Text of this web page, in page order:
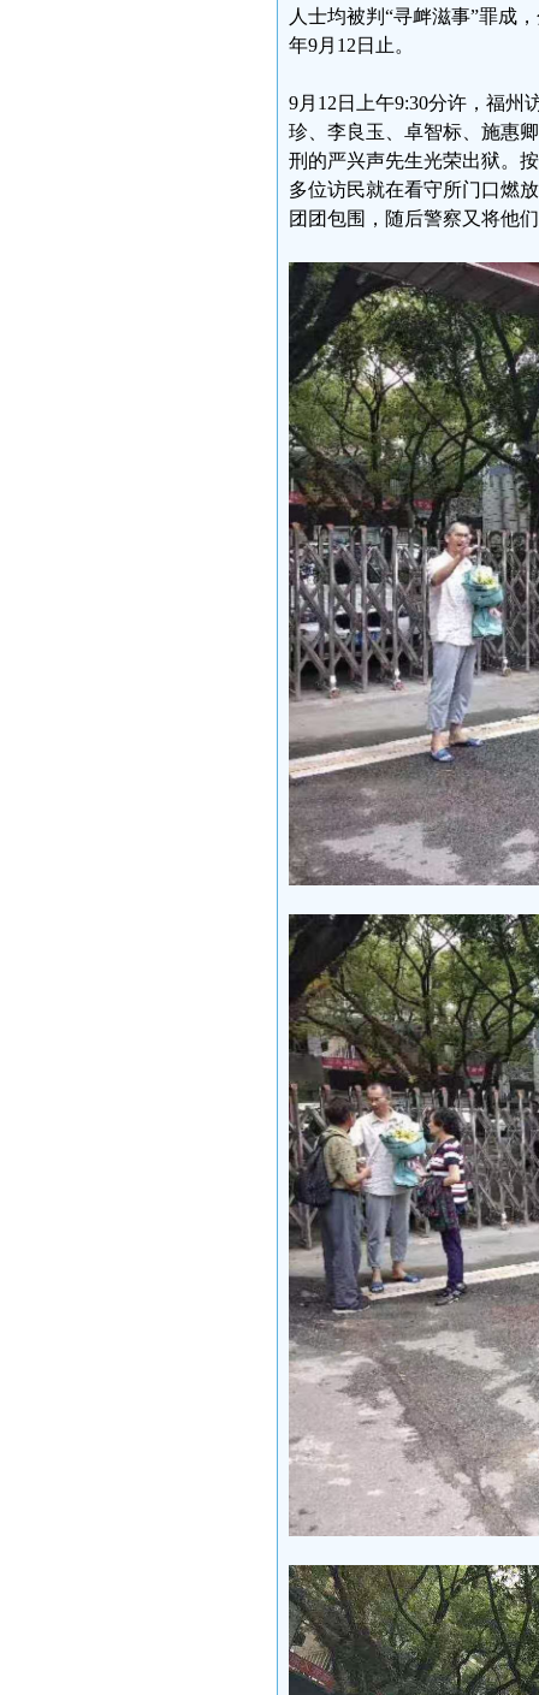
人士均被判“寻衅滋事”罪成
年9月12日止。
9月12日上午9:30分许，福州
珍、李良玉、卓智标、施惠
刑的严兴声先生光荣出狱。
多位访民就在看守所门口燃
团团包围，随后警察又将他